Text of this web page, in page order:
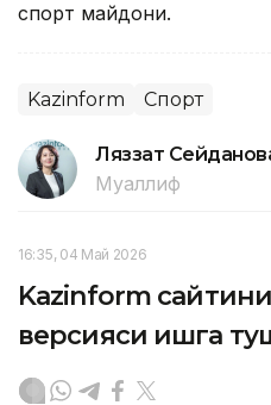
спорт майдони.
Kazinform Спорт
Ляззат
Муаллиф
16:35, 04 Май 2026
Kazinform
версияси ишга